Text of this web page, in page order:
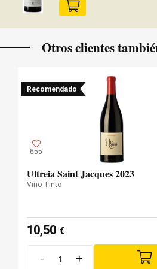
Otros clientes
Recomendado
655
Ultreia Saint Jacques 2023
Vino Tinto
10,50 €
- +